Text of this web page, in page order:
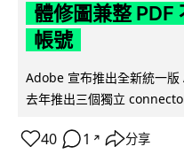
體修圖兼整 PDF
帳號
Adobe 宣布推出全新統一
去年推出三個獨立
40 1 ↗ 分享